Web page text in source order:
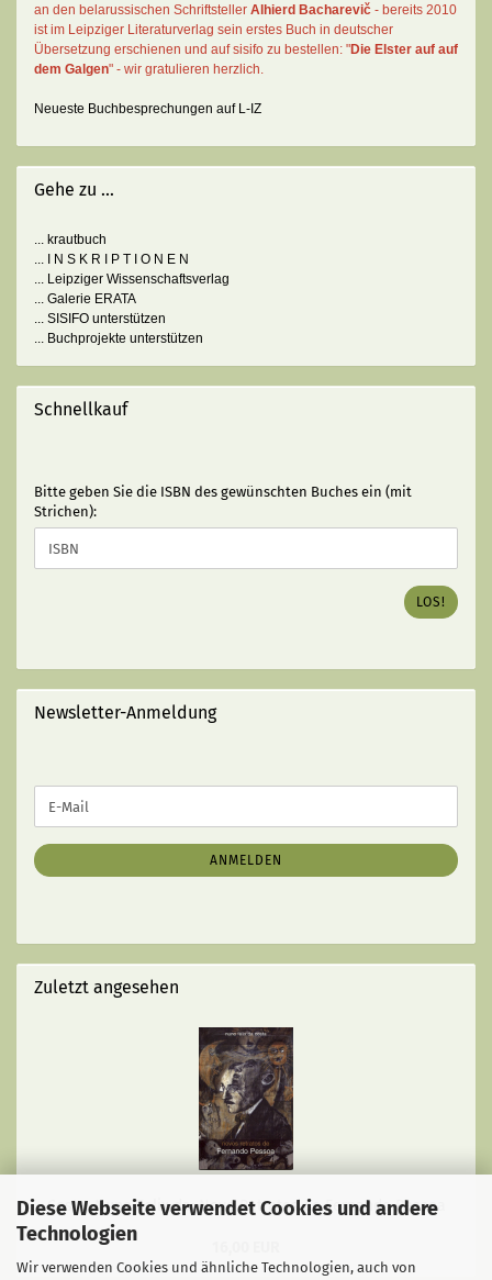
Diese Webseite verwendet Cookies und andere
Technologien
Wir verwenden Cookies und ähnliche Technologien, auch von
an den belarussischen Schriftsteller Alhierd Bacharevič - bereits 2010
ist im Leipziger Literaturverlag sein erstes Buch in deutscher
Übersetzung erschienen und auf sisifo zu bestellen: "Die Elster auf auf
dem Galgen" - wir gratulieren herzlich.
Neueste Buchbesprechungen auf L-IZ
Gehe zu ...
... krautbuch
... I N S K R I P T I O N E N
... Leipziger Wissenschaftsverlag
... Galerie ERATA
... SISIFO unterstützen
... Buchprojekte unterstützen
Schnellkauf
BITTE
GEBEN
SIE
DIE
ISBN
(MIT
STRICHEN):
Bitte geben Sie die ISBN des gewünschten Buches ein (mit
Strichen):
LOS!
Newsletter-Anmeldung
ZUR
ANMELDUNG
E-
Mail
ANMELDEN
Zuletzt angesehen
Costa, Nuno Felix da: Novo Retratos de Fernando Pessoa